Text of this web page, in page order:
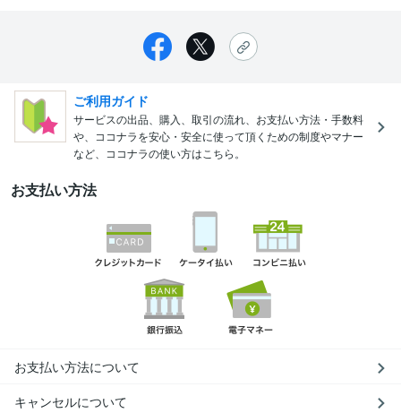
ご利用ガイド
サービスの出品、購入、取引の流れ、お支払い方法・手数料
や、ココナラを安心・安全に使って頂くための制度やマナー
など、ココナラの使い方はこちら。
お支払い方法
お支払い方法について
キャンセルについて